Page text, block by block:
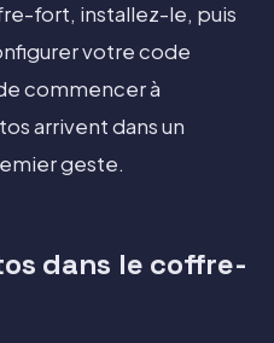
fort, installez-le, puis
votre code
commencer à
arrivent dans un
geste.
dans le coffre-